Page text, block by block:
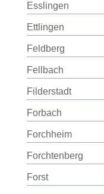
Esslingen
Ettlingen
Feldberg
Fellbach
Filderstadt
Forbach
Forchheim
Forchtenberg
Forst